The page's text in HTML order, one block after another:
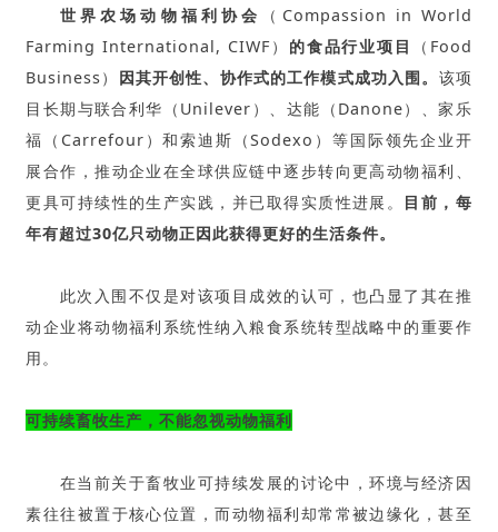
世界农场动物福利协会
（Compassion in World
Farming International, CIWF） 的食品行业项目
（Food
Business） 因其开创性、协作式的工作模式成功入围。 该项
目长期与联合利华（Unilever）、达能（Danone）、家乐
福（Carrefour）和索迪斯（Sodexo）等国际领先企业开
展合作，推动企业在全球供应链中逐步转向更高动物福利、
更具可持续性的生产实践，并已取得实质性进展。 目前，每
年有超过30亿只动物正因此获得更好的生活条件。
此次入围不仅是对该项目成效的认可，也凸显了其在推
动企业将动物福利系统性纳入粮食系统转型战略中的重要作
用。
可持续畜牧生产，不能忽视动物福利
在当前关于畜牧业可持续发展的讨论中，环境与经济因
素往往被置于核心位置，而动物福利却常常被边缘化，甚至